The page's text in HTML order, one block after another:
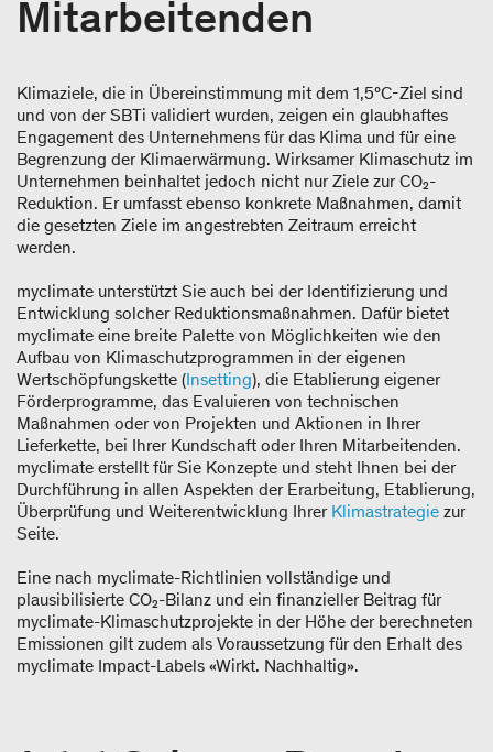
Mitarbeitenden
Klimaziele, die in Übereinstimmung mit dem 1,5°C-Ziel sind
und von der SBTi validiert wurden, zeigen ein glaubhaftes
Engagement des Unternehmens für das Klima und für eine
Begrenzung der Klimaerwärmung. Wirksamer Klimaschutz im
Unternehmen beinhaltet jedoch nicht nur Ziele zur CO₂-
Reduktion. Er umfasst ebenso konkrete Maßnahmen, damit
die gesetzten Ziele im angestrebten Zeitraum erreicht
werden.
myclimate unterstützt Sie auch bei der Identifizierung und
Entwicklung solcher Reduktionsmaßnahmen. Dafür bietet
myclimate eine breite Palette von Möglichkeiten wie den
Aufbau von Klimaschutzprogrammen in der eigenen
Wertschöpfungskette (Insetting), die Etablierung eigener
Förderprogramme, das Evaluieren von technischen
Maßnahmen oder von Projekten und Aktionen in Ihrer
Lieferkette, bei Ihrer Kundschaft oder Ihren Mitarbeitenden.
myclimate erstellt für Sie Konzepte und steht Ihnen bei der
Durchführung in allen Aspekten der Erarbeitung, Etablierung,
Überprüfung und Weiterentwicklung Ihrer Klimastrategie zur
Seite.
Eine nach myclimate-Richtlinien vollständige und
plausibilisierte CO₂-Bilanz und ein finanzieller Beitrag für
myclimate-Klimaschutzprojekte in der Höhe der berechneten
Emissionen gilt zudem als Voraussetzung für den Erhalt des
myclimate Impact-Labels «Wirkt. Nachhaltig».